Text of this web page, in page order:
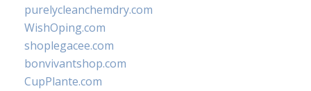
purelycleanchemdry.com
WishOping.com
shoplegacee.com
bonvivantshop.com
CupPlante.com